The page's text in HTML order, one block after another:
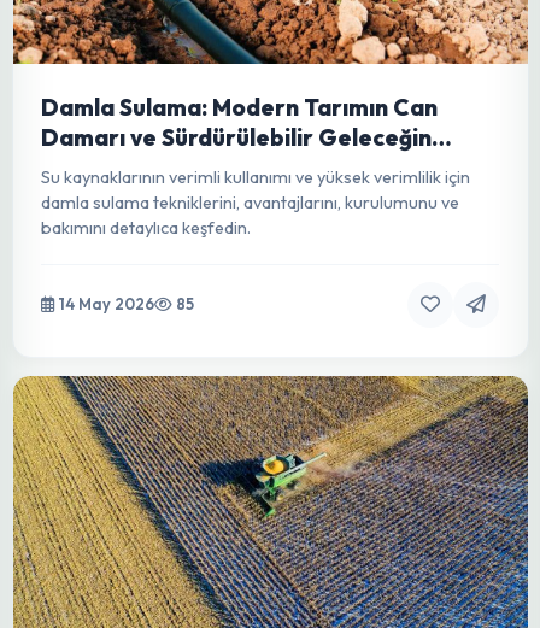
İklim Değişikliğinin Gölgesinde Tarım:
Sürdürülebilir Geleceğin Anahtarı
alırken, modern ve sürdürülebilir çözümlerle gıda
15 May 2026 62